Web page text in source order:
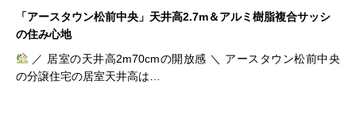
「アースタウン松前中央」天井高2.7m＆アルミ樹脂複合サッシ
の住み心地
／ 居室の天井高2m70cmの開放感 ＼ アースタウン松前中央
の分譲住宅の居室天井高は…